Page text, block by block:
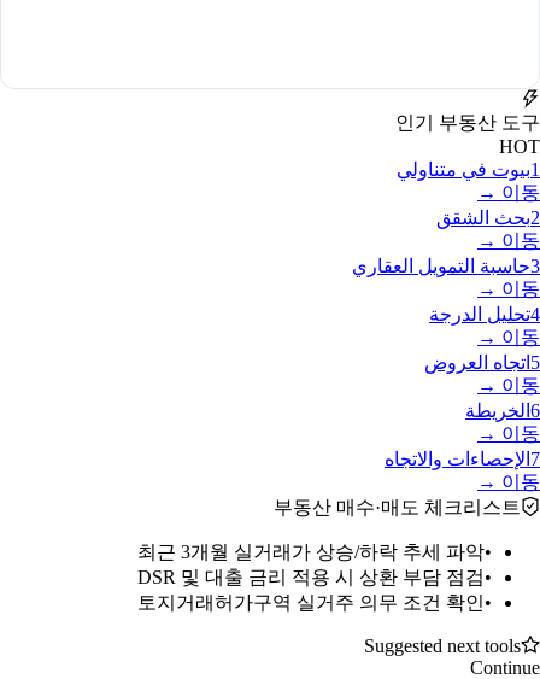
인기 부동산 도구
HOT
1بيوت في متناولي
이동 →
2بحث الشقق
이동 →
3حاسبة التمويل العقاري
이동 →
4تحليل الدرجة
이동 →
5 اتجاه العروض
이동 →
6 الخريطة
이동 →
7 الإحصاءات والاتجاه
이동 →
부동산 매수·매도 체크리스트
•
최근 3개월 실거래가 상승/하락 추세 파악
•
DSR 및 대출 금리 적용 시 상환 부담 점검
•
토지거래허가구역 실거주 의무 조건 확인
Suggested next tools
Continue